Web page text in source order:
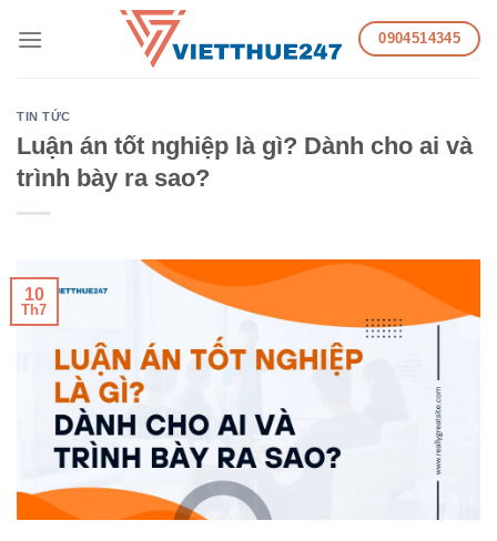
0904514345
TIN TỨC
Luận án tốt nghiệp là gì? Dành cho ai và
trình bày ra sao?
10
Th7